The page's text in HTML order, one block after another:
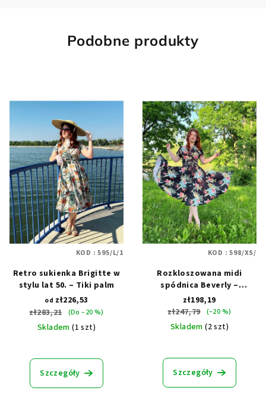
Podobne produkty
Retro sukienka Brigitte w
stylu lat 50. – Tiki palm
od zł226,53
zł283,21
(Do –20 %)
Skladem(1 szt)
Szczegóły
KOD :595/L/1
Rozkloszowana midi
spódnica Beverly –
Honolulu
zł198,19
zł247,79
(–20 %)
Skladem(2 szt)
Szczegóły
KOD :598/XS/